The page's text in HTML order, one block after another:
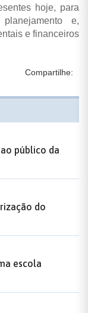
hoje, para
e,
e financeiros
Compartilhe:
público da
do
escola